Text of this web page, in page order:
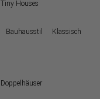
Tiny Houses
Bauhausstil Klassisch
Doppelhäuser